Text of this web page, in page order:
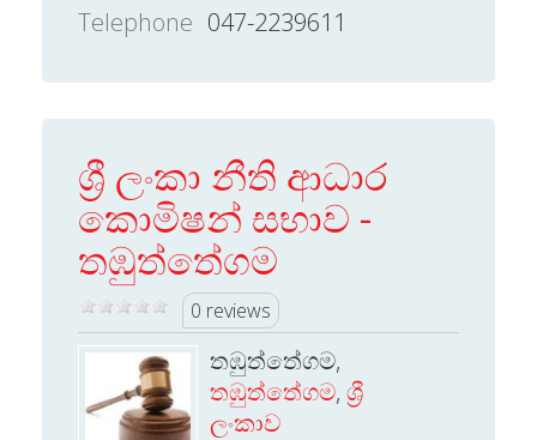
Telephone 047-2239611
ශ්‍රී ලංකා නීති ආධාර
කොමිෂන් සභාව -
තඹුත්තේගම
0 reviews
තඹුත්තේගම,
තඹුත්තේගම, ශ්‍රී
ලංකාව